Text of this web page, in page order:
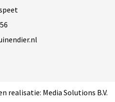
realisatie: Media Solutions B.V.